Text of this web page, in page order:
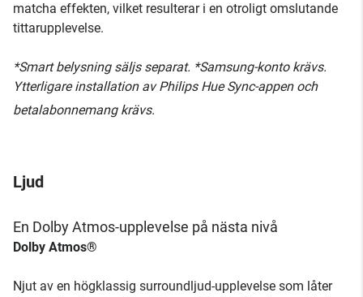
matcha effekten, vilket resulterar i en otroligt omslutande
tittarupplevelse.
*Smart belysning säljs separat. *Samsung-konto krävs.
Ytterligare installation av Philips Hue Sync-appen och
betalabonnemang krävs.
Ljud
En Dolby Atmos-upplevelse på nästa nivå
Dolby Atmos®
Njut av en högklassig surroundljud-upplevelse som låter